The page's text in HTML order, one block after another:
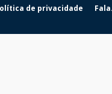
de privacidade